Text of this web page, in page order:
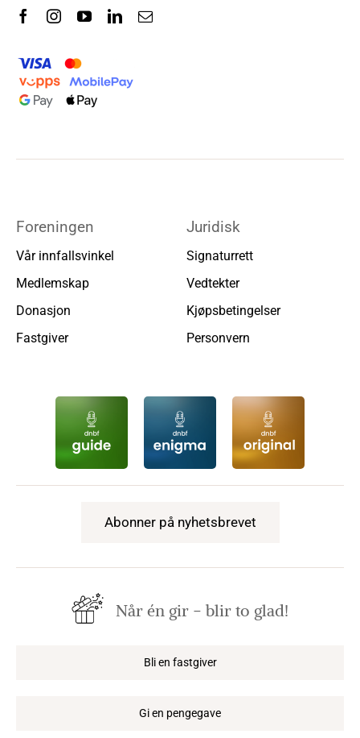
Foreningen
Vår innfallsvinkel
Medlemskap
Donasjon
Fastgiver
Juridisk
Signaturrett
Vedtekter
Kjøpsbetingelser
Personvern
Abonner på nyhetsbrevet
Når én gir − blir to glad!
Bli en fastgiver
Gi en pengegave